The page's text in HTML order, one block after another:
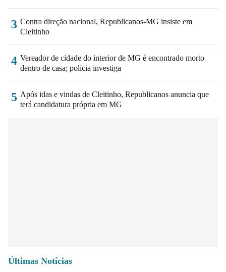
3 Contra direção nacional, Republicanos-MG insiste em
Cleitinho
4 Vereador de cidade do interior de MG é encontrado morto
dentro de casa; polícia investiga
5 Após idas e vindas de Cleitinho, Republicanos anuncia que
terá candidatura própria em MG
Últimas Notícias